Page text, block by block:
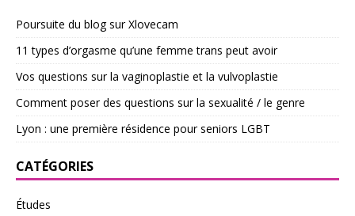
Poursuite du blog sur Xlovecam
11 types d’orgasme qu’une femme trans peut avoir
Vos questions sur la vaginoplastie et la vulvoplastie
Comment poser des questions sur la sexualité / le genre
Lyon : une première résidence pour seniors LGBT
CATÉGORIES
Études